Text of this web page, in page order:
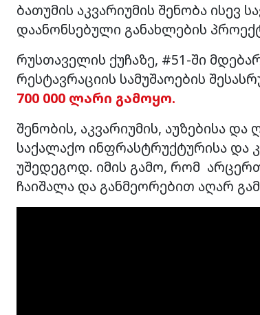
ბათუმის აკვარიუმის შენობა
დაანონსებული განახლების
რუსთაველის ქუჩაზე, #51-ში
რესტავრაციის სამუშაოების
700 000 ლარი გამოყო.
შენობის, აკვარიუმის, აუზებისა
საქალაქო ინფრასტრუქტურისა და
უშედეგოდ. იმის გამო, რომ
ჩაიშალა და განმეორებით აღარ